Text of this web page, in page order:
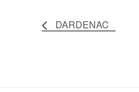
DARDENAC